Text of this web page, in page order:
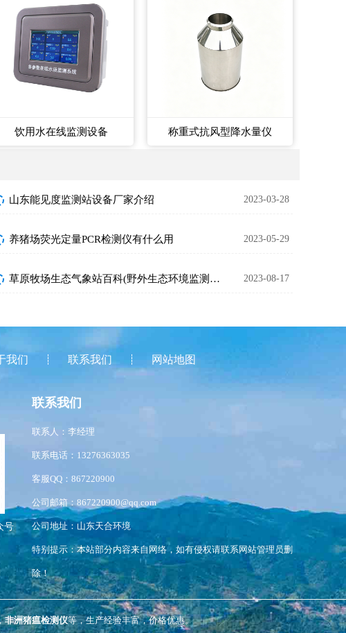
饮用水在线监测设备 称重式抗风型降水量仪
山东能见度监测站设备厂家介绍 2023-03-28
养猪场荧光定量PCR检测仪有什么用 2023-05-29
草原牧场生态气象站百科(野外生态环境监测设备概述) 2023-08-17
我们 联系我们 网站地图
号
联系我们
联系人：李经理
联系电话：13276363035
客服QQ：867220900
公司邮箱：867220900@qq.com
公司地址：山东天合环境
特别提示：本站部分内容来自网络，如有侵权请联系网站管理员删
除！
非洲猪瘟检测仪等，生产经验丰富，价格优惠。